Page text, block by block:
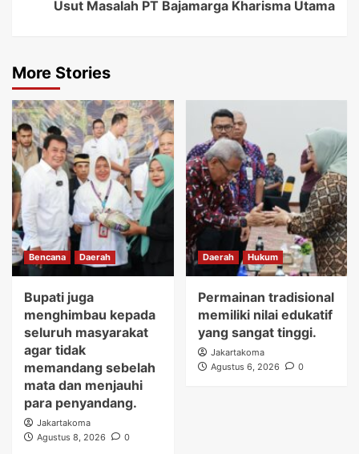
Usut Masalah PT Bajamarga Kharisma Utama
More Stories
Bencana Daerah
Bupati juga
menghimbau kepada
seluruh masyarakat
agar tidak
memandang sebelah
mata dan menjauhi
para penyandang.
Jakartakoma
Agustus 8, 2026
0
Daerah Hukum
Permainan tradisional
memiliki nilai edukatif
yang sangat tinggi.
Jakartakoma
Agustus 6, 2026
0